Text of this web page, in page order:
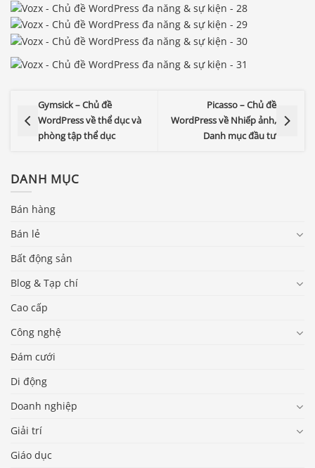
Gymsick – Chủ đề
WordPress về thể dục và
phòng tập thể dục
Picasso – Chủ đề
WordPress về Nhiếp ảnh,
Danh mục đầu tư
DANH MỤC
Bán hàng
Bán lẻ
Bất động sản
Blog & Tạp chí
Cao cấp
Công nghệ
Đám cưới
Di động
Doanh nghiệp
Giải trí
Giáo dục